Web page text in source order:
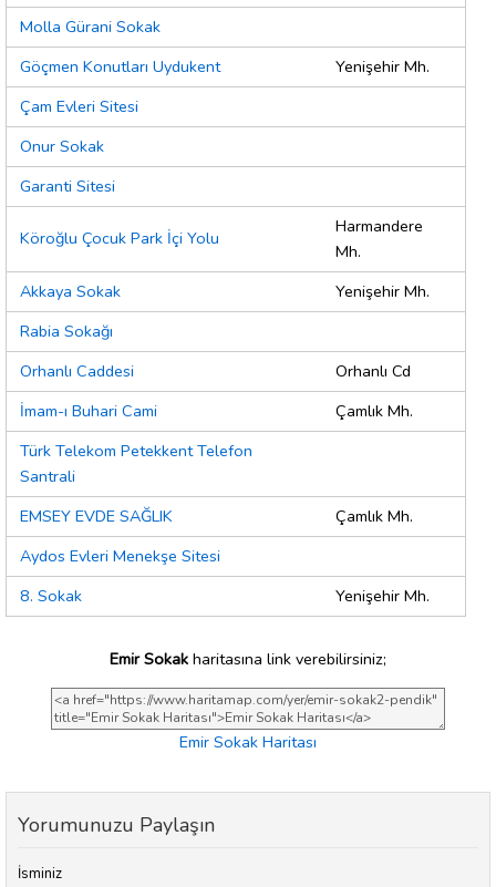
Molla Gürani Sokak
Göçmen Konutları Uydukent
Yenişehir Mh.
Çam Evleri Sitesi
Onur Sokak
Garanti Sitesi
Köroğlu Çocuk Park İçi Yolu
Harmandere
Mh.
Akkaya Sokak
Yenişehir Mh.
Rabia Sokağı
Orhanlı Caddesi
Orhanlı Cd
İmam-ı Buhari Cami
Çamlık Mh.
Türk Telekom Petekkent Telefon
Santrali
EMSEY EVDE SAĞLIK
Çamlık Mh.
Aydos Evleri Menekşe Sitesi
8. Sokak
Yenişehir Mh.
Emir Sokak haritasına link verebilirsiniz;
Emir Sokak Haritası
Yorumunuzu Paylaşın
İsminiz